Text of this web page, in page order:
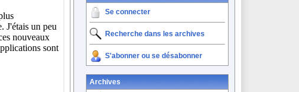
Se connecter
Recherche dans les archives
S'abonner ou se désabonner
Archives